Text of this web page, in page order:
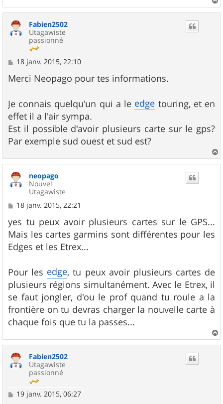
a
Fabien2502
Utagawiste
passionné
M
s
s
g
e
18 janv. 2015, 22:10
Merci Neopago pour tes informations.
Je connais quelqu'un qui a le edge touring, et en
effet il a l'air sympa.
Est il possible d'avoir plusieurs carte sur le gps?
Par exemple sud ouest et sud est?
a
neopago
Nouvel
Utagawiste
M
s
s
a
g
e
18 janv. 2015, 22:21
yes tu peux avoir plusieurs cartes sur le GPS...
Mais les cartes garmins sont différentes pour les
Edges et les Etrex...
Pour les edge, tu peux avoir plusieurs cartes de
plusieurs régions simultanément. Avec le Etrex, il
se faut jongler, d'ou le prof quand tu roule a la
frontière on tu devras charger la nouvelle carte à
chaque fois que tu la passes...
a
Fabien2502
Utagawiste
passionné
M19 janv. 2015, 06:27